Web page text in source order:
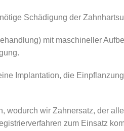
Schädigung der
mit maschineller
Implantation, die
wodurch wir Zahnersatz, der
zum Einsatz